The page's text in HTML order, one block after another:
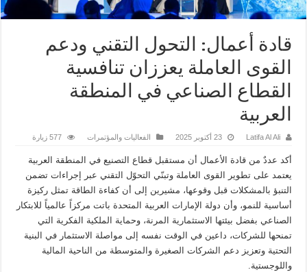
قادة أعمال: التحول التقني ودعم
القوى العاملة يعززان تنافسية
القطاع الصناعي في المنطقة
العربية
Latifa Al Ali 23 أكتوبر 2025 الفعاليات والمؤتمرات 577 زيارة
أكد عددٌ من قادة الأعمال أن مستقبل قطاع التصنيع في المنطقة العربية
يعتمد على تطوير القوى العاملة وتبنّي التحوّل التقني عبر إجراءات تضمن
التنبؤ بالمشكلات قبل وقوعها، مشيرين إلى أن كفاءة الطاقة تمثل ركيزة
أساسية للنمو، وأن دولة الإمارات العربية المتحدة باتت مركزاً عالمياً للابتكار
الصناعي بفضل بيئتها الاستثمارية المرنة، وحماية الملكية الفكرية التي
تمنحها للشركات، داعين في الوقت نفسه إلى مواصلة الاستثمار في البنية
التحتية وتعزيز دعم الشركات الصغيرة والمتوسطة من الناحية المالية
واللوجستية.